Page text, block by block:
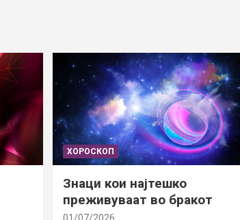
ХОРОСКОП
Знаци кои најтешко
преживуваат во бракот